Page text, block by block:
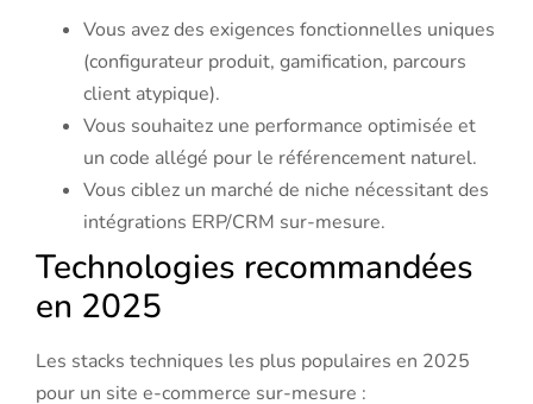
Vous avez des exigences fonctionnelles uniques
(configurateur produit, gamification, parcours
client atypique).
Vous souhaitez une performance optimisée et
un code allégé pour le référencement naturel.
Vous ciblez un marché de niche nécessitant des
intégrations ERP/CRM sur-mesure.
Technologies recommandées
en 2025
Les stacks techniques les plus populaires en 2025
pour un site e-commerce sur-mesure :